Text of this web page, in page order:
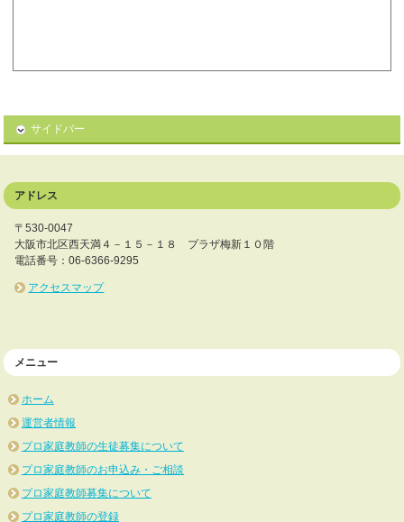
サイドバー
アドレス
〒530-0047
大阪市北区西天満４－１５－１８ プラザ梅新１０階
電話番号：06-6366-9295
アクセスマップ
メニュー
ホーム
運営者情報
プロ家庭教師の生徒募集について
プロ家庭教師のお申込み・ご相談
プロ家庭教師募集について
プロ家庭教師の登録